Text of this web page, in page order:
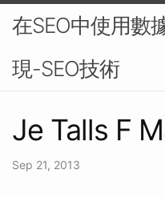
在SEO中使用數
現-SEO技術
Je Talls F
Sep 21, 2013